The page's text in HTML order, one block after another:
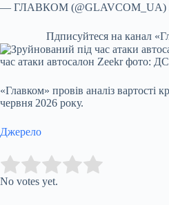
— ГЛАВКОМ (@GLAVCOM_UA)
Пдписуйтеся на канал
час атаки автосалон Zeekr фото:
«Главком» провів аналіз вартості
червня 2026 року.
Джерело
Rate this item:
No votes yet.